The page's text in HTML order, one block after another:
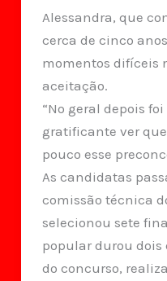
Alessandra, que
cerca de cinco
momentos difíceis
aceitação.
“No geral depois
gratificante ver
pouco esse
As candidatas
comissão técnica
selecionou sete
popular durou dois
do concurso,